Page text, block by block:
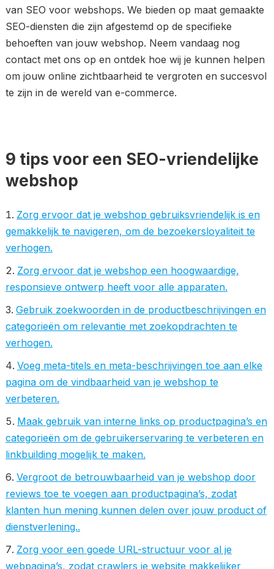
van SEO voor webshops. We bieden op maat gemaakte
SEO-diensten die zijn afgestemd op de specifieke
behoeften van jouw webshop. Neem vandaag nog
contact met ons op en ontdek hoe wij je kunnen helpen
om jouw online zichtbaarheid te vergroten en succesvol
te zijn in de wereld van e-commerce.
9 tips voor een SEO-vriendelijke
webshop
Zorg ervoor dat je webshop gebruiksvriendelijk is en
gemakkelijk te navigeren, om de bezoekersloyaliteit te
verhogen.
Zorg ervoor dat je webshop een hoogwaardige,
responsieve ontwerp heeft voor alle apparaten.
Gebruik zoekwoorden in de productbeschrijvingen en
categorieën om relevantie met zoekopdrachten te
verhogen.
Voeg meta-titels en meta-beschrijvingen toe aan elke
pagina om de vindbaarheid van je webshop te
verbeteren.
Maak gebruik van interne links op productpagina’s en
categorieën om de gebruikerservaring te verbeteren en
linkbuilding mogelijk te maken.
Vergroot de betrouwbaarheid van je webshop door
reviews toe te voegen aan productpagina’s, zodat
klanten hun mening kunnen delen over jouw product of
dienstverlening..
Zorg voor een goede URL-structuur voor al je
webpagina’s, zodat crawlers je website makkelijker